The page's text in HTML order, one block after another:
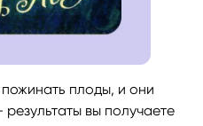
плоды, и они
вы получаете